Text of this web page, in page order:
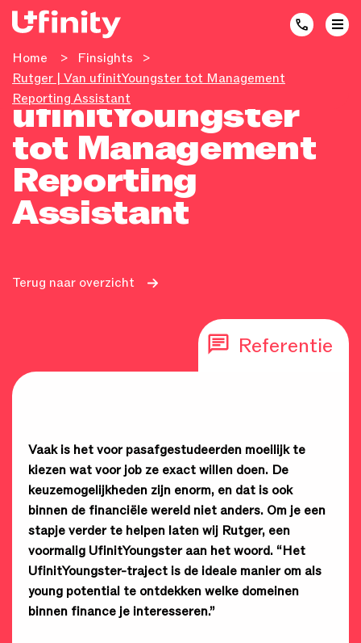
Home > Finsights
>
Rutger | Van ufinitYoungster tot Management
Reporting Assistant
Rutger | Van
ufinitYoungster
tot Management
Reporting
Assistant
Terug naar overzicht
Referentie
Vaak is het voor pasafgestudeerden moeilijk te
kiezen wat voor job ze exact willen doen. De
keuzemogelijkheden zijn enorm, en dat is ook
binnen de financiële wereld niet anders. Om je een
stapje verder te helpen laten wij Rutger, een
voormalig UfinitYoungster aan het woord. “Het
UfinitYoungster-traject is de ideale manier om als
young potential te ontdekken welke domeinen
binnen finance je interesseren.”